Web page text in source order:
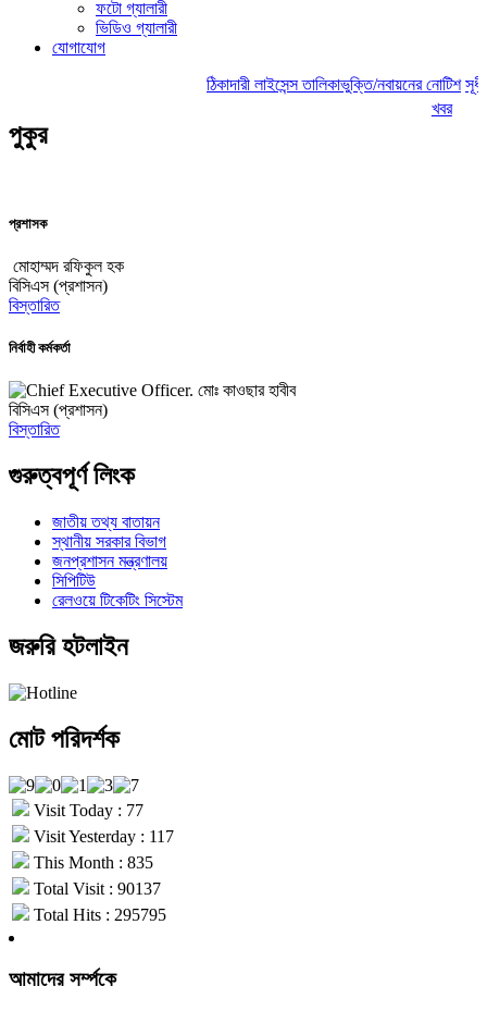
ফটো গ্যালারী
ভিডিও গ্যালারী
যোগাযোগ
ঠিকাদারী লাইসেন্স তালিকাভুক্তি/নবায়নের নোটিশ
খবর
পুকুর
প্রশাসক
মোহাম্মদ রফিকুল হক
বিসিএস (প্রশাসন)
বিস্তারিত
নির্বাহী কর্মকর্তা
মোঃ কাওছার হাবীব
বিসিএস (প্রশাসন)
বিস্তারিত
গুরুত্বপূর্ণ লিংক
জাতীয় তথ্য বাতায়ন
স্থানীয় সরকার বিভাগ
জনপ্রশাসন মন্ত্রণালয়
সিপিটিউ
রেলওয়ে টিকেটিং সিস্টেম
জরুরি হটলাইন
মোট পরিদর্শক
Visit Today : 77
Visit Yesterday : 117
This Month : 835
Total Visit : 90137
Total Hits : 295795
আমাদের সর্ম্পকে